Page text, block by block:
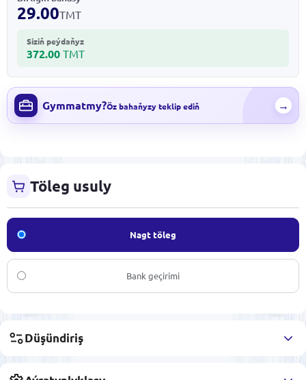
29.00TMT
Siziň peýdaňyz
372.00 TMT
Gymmatmy?Öz bahaňyzy teklip ediň →
Töleg usuly
Nagt töleg
Bank geçirimi
Düşündiriş